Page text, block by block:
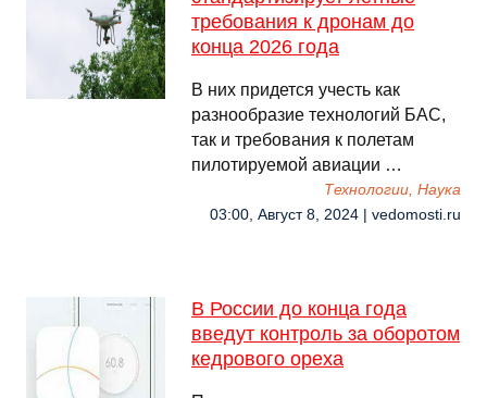
требования к дронам до
конца 2026 года
В них придется учесть как
разнообразие технологий БАС,
так и требования к полетам
пилотируемой авиации …
Технологии, Наука
03:00, Август 8, 2024 | vedomosti.ru
В России до конца года
введут контроль за оборотом
кедрового ореха